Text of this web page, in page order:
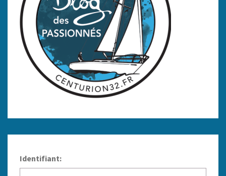
Identifiant: